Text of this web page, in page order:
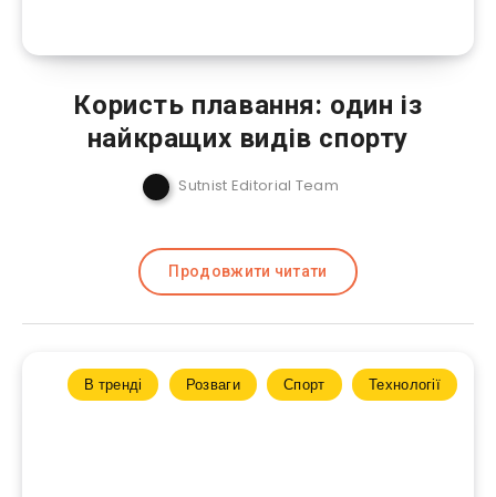
Користь плавання: один із
найкращих видів спорту
Sutnist Editorial Team
Продовжити читати
В тренді Розваги Спорт Технології